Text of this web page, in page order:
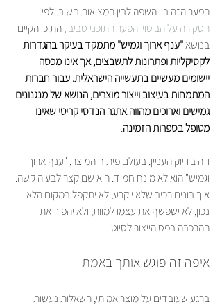
הפער הזה בין השפה לבין המציאות חשוב. לפי
הסקירה על הביטוי והפער התוכני סביבו, התוכן הקיים
בנושא "ענף ארוך וגמיש" מתמקד בעיקר בהגדרות
לקסיקליות ופתרונות לתשבצים, אך אינו מכסה
יישומים מעשיים בתעשייה הישראלית. עבור חברות
המתמחות בעיצוב וייצור מוצרים, הנושא של מנגנונים
גמישים וארוכים מהווה אתגר הנדסי קריטי שאינו
מטופל בספרות הזמינה.
וזה בדיוק העניין. בעולם פיתוח המוצר, "ענף ארוך
וגמיש" הוא לא מונח חמוד. הוא שם קצר לבעיה קשה.
איך בונים רכיב שלא ייקרע, לא יתקפל במקום הלא
נכון, לא ישפשף את עצמו למוות, ולא יהפוך את
ההרכבה בפס הייצור לסיוט.
איפה זה פוגש אותך באמת
ברגע שעובדים על מוצר אמיתי, השאלות נעשות